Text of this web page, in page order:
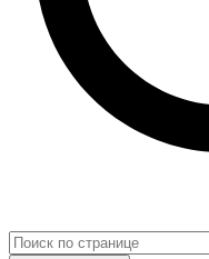
На GG.Store донат
о продавцах. Вы
условия и продолжаете
сохраняя привычный
активность аккаунта в